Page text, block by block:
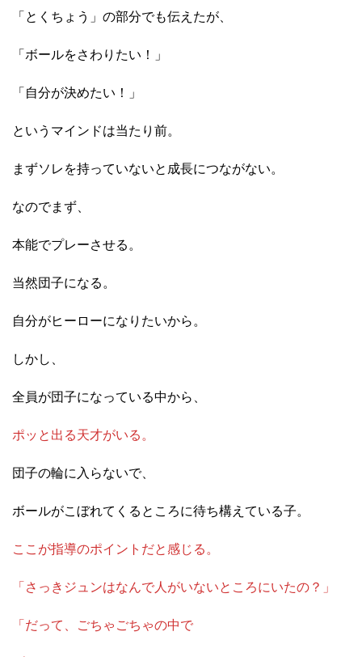
「とくちょう」の部分でも伝えたが、
「ボールをさわりたい！」
「自分が決めたい！」
というマインドは当たり前。
まずソレを持っていないと成長につながない。
なのでまず、
本能でプレーさせる。
当然団子になる。
自分がヒーローになりたいから。
しかし、
全員が団子になっている中から、
ポッと出る天才がいる。
団子の輪に入らないで、
ボールがこぼれてくるところに待ち構えている子。
ここが指導のポイントだと感じる。
「さっきジュンはなんで人がいないところにいたの？」
「だって、ごちゃごちゃの中で